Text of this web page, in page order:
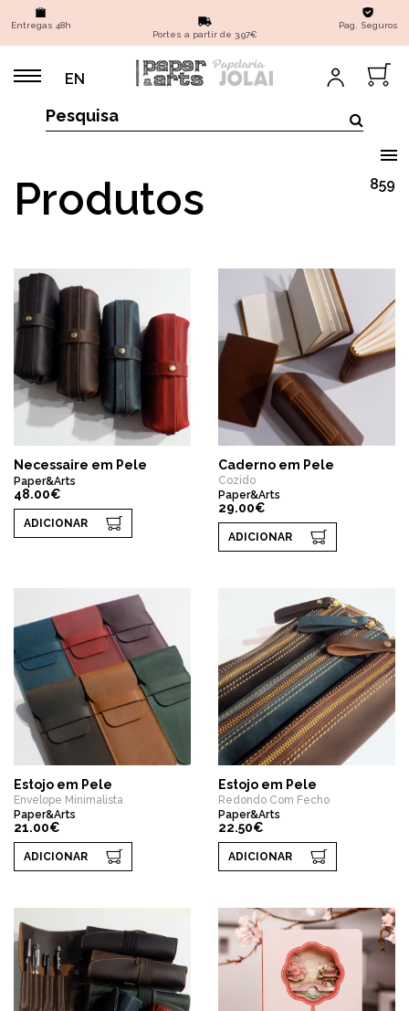
Entregas 48h
Portes a partir de 3,97€
Pag. Seguros
EN
Produtos 859
Necessaire em Pele
Paper&Arts
48.00€
ADICIONAR
Caderno em Pele
Cozido
Paper&Arts
29.00€
ADICIONAR
Estojo em Pele
Envelope Minimalista
Paper&Arts
21.00€
ADICIONAR
Estojo em Pele
Redondo Com Fecho
Paper&Arts
22.50€
ADICIONAR